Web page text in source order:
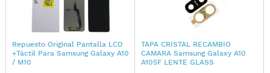
Repuesto Original Pantalla LCD
+Táctil Para Samsung Galaxy A10
/ M10
TAPA CRISTAL RECAMBIO
CAMARA Samsung Galaxy A10
A105F LENTE GLASS